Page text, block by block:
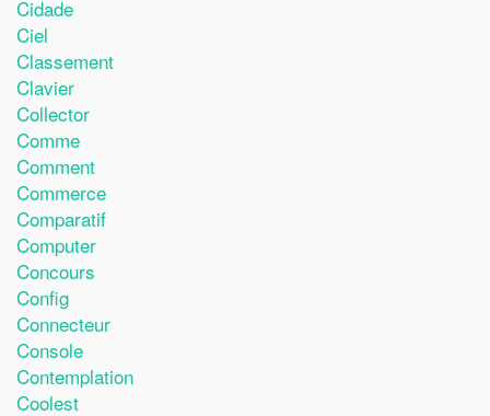
Cidade
Ciel
Classement
Clavier
Collector
Comme
Comment
Commerce
Comparatif
Computer
Concours
Config
Connecteur
Console
Contemplation
Coolest